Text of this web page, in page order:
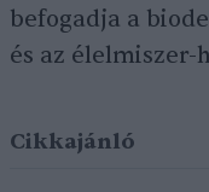
befogadja a
és az élelmiszer-
Cikkajánló